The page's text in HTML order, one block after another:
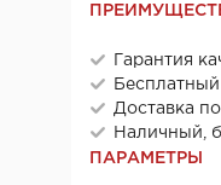
Гарантия
Доставка
Наличный,
ПАРАМЕТРЫ